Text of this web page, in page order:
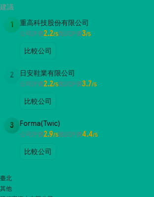
建議
1 重高科技股份有限公司
公司評價2.2/5面試評價3/5
比較公司
2 日安鞋業有限公司
公司評價2.2/5面試評價3.7/5
比較公司
3 Forma(Twic)
公司評價2.9/5面試評價4.4/5
比較公司
臺北
其他